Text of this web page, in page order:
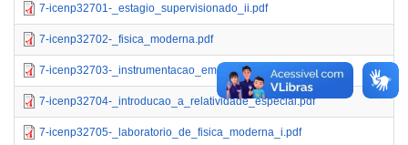
7-icenp32701-_estagio_supervisionado_ii.pdf
7-icenp32702-_fisica_moderna.pdf
7-icenp32703-_instrumentacao_em_ensino_de_fisica_iv.pdf
7-icenp32704-_introducao_a_relatividade_especial.pdf
7-icenp32705-_laboratorio_de_fisica_moderna_i.pdf